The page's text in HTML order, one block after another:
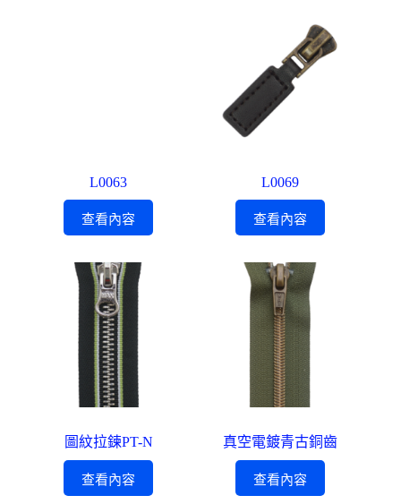
L0063
查看內容
L0069
查看內容
圖紋拉鍊PT-N
查看內容
真空電鍍青古銅齒
查看內容